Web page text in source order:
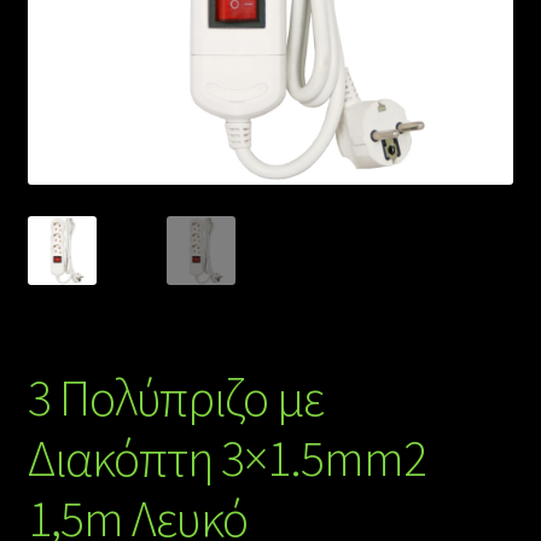
3 Πολύπριζο με
Διακόπτη 3×1.5mm2
1,5m Λευκό